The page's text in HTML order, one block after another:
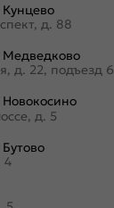
д. 88
д. 22, подъезд 6
д. 5
4